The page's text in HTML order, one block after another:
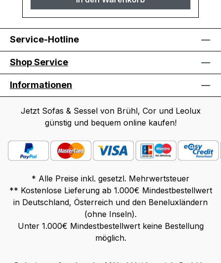
Service-Hotline
Shop Service
Informationen
Jetzt Sofas & Sessel von Brühl, Cor und Leolux
günstig und bequem online kaufen!
* Alle Preise inkl. gesetzl. Mehrwertsteuer
** Kostenlose Lieferung ab 1.000€ Mindestbestellwert
in Deutschland, Österreich und den Beneluxländern
(ohne Inseln).
Unter 1.000€ Mindestbestellwert keine Bestellung
möglich.